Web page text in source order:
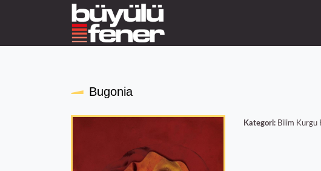
Bugonia
Kategori: Bilim Kurgu